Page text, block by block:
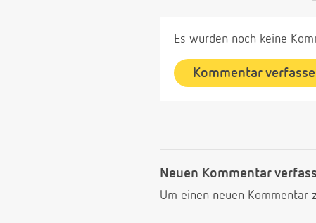
Es wurden noch keine
Kommentar
Neuen Kommentar
Um einen neuen Kommentar